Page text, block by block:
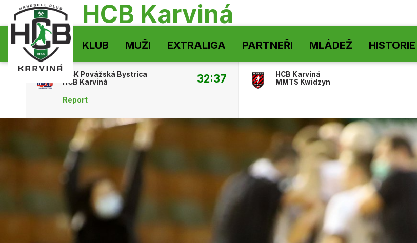
HCB Karviná
KLUB MUŽI EXTRALIGA PARTNEŘI MLÁDEŽ HISTORIE
MŠK Povážská Bystrica
HCB Karviná
32:37
Report
HCB Karviná
MMTS Kwidzyn